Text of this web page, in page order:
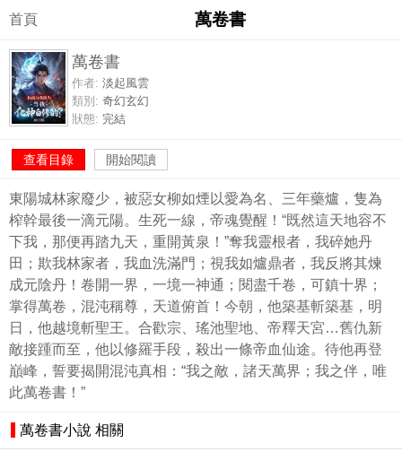
首頁 萬卷書
萬卷書
作者: 淡起風雲
類別: 奇幻玄幻
狀態: 完結
查看目錄 開始閱讀
東陽城林家廢少，被惡女柳如煙以愛為名、三年藥爐，隻為
榨幹最後一滴元陽。生死一線，帝魂覺醒！“既然這天地容不
下我，那便再踏九天，重開黃泉！”奪我靈根者，我碎她丹
田；欺我林家者，我血洗滿門；視我如爐鼎者，我反將其煉
成元陰丹！卷開一界，一境一神通；閱盡千卷，可鎮十界；
掌得萬卷，混沌稱尊，天道俯首！今朝，他築基斬築基，明
日，他越境斬聖王。合歡宗、瑤池聖地、帝釋天宮…舊仇新
敵接踵而至，他以修羅手段，殺出一條帝血仙途。待他再登
巔峰，誓要揭開混沌真相：“我之敵，諸天萬界；我之伴，唯
此萬卷書！”
萬卷書小說 相關